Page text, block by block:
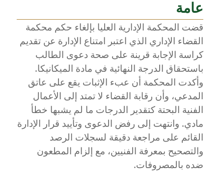
عامة
قضت المحكمة الإدارية العليا بإلغاء حكم محكمة
القضاء الإداري الذي اعتبر امتناع الإدارة عن تقديم
كراسة الإجابة قرينة على صحة دعوى الطالب
باستحقاق الدرجة النهائية في مادة الميكانيكا.
وأكدت المحكمة أن عبء الإثبات يقع على عاتق
المدعي، وأن رقابة القضاء لا تمتد إلى الأعمال
الفنية البحتة كتقدير الدرجات ما لم يشبها خطأ
مادي. وانتهت إلى رفض الدعوى وتأييد قرار الإدارة
القائم على مراجعة دقيقة لسجلات الرصد
والتصحيح بمعرفة الفنيين، مع إلزام المطعون
ضده بالمصروفات.